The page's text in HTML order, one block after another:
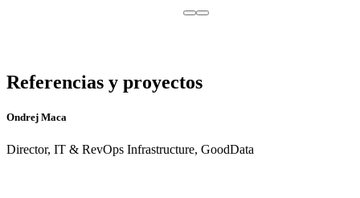
Referencias y proyectos
Ondrej Maca
Director, IT & RevOps Infrastructure, GoodData